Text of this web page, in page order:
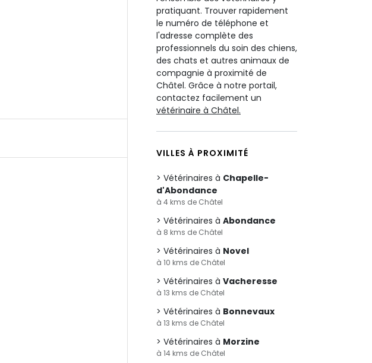
pratiquant. Trouver rapidement
le numéro de téléphone et
l'adresse complète des
professionnels du soin des chiens,
des chats et autres animaux de
compagnie à proximité de
Châtel. Grâce à notre portail,
contactez facilement un
vétérinaire à Châtel.
VILLES À PROXIMITÉ
Vétérinaires à Chapelle-
d'Abondance
à 4 kms de Châtel
Vétérinaires à Abondance
à 8 kms de Châtel
Vétérinaires à Novel
à 10 kms de Châtel
Vétérinaires à Vacheresse
à 13 kms de Châtel
Vétérinaires à Bonnevaux
à 13 kms de Châtel
Vétérinaires à Morzine
à 14 kms de Châtel